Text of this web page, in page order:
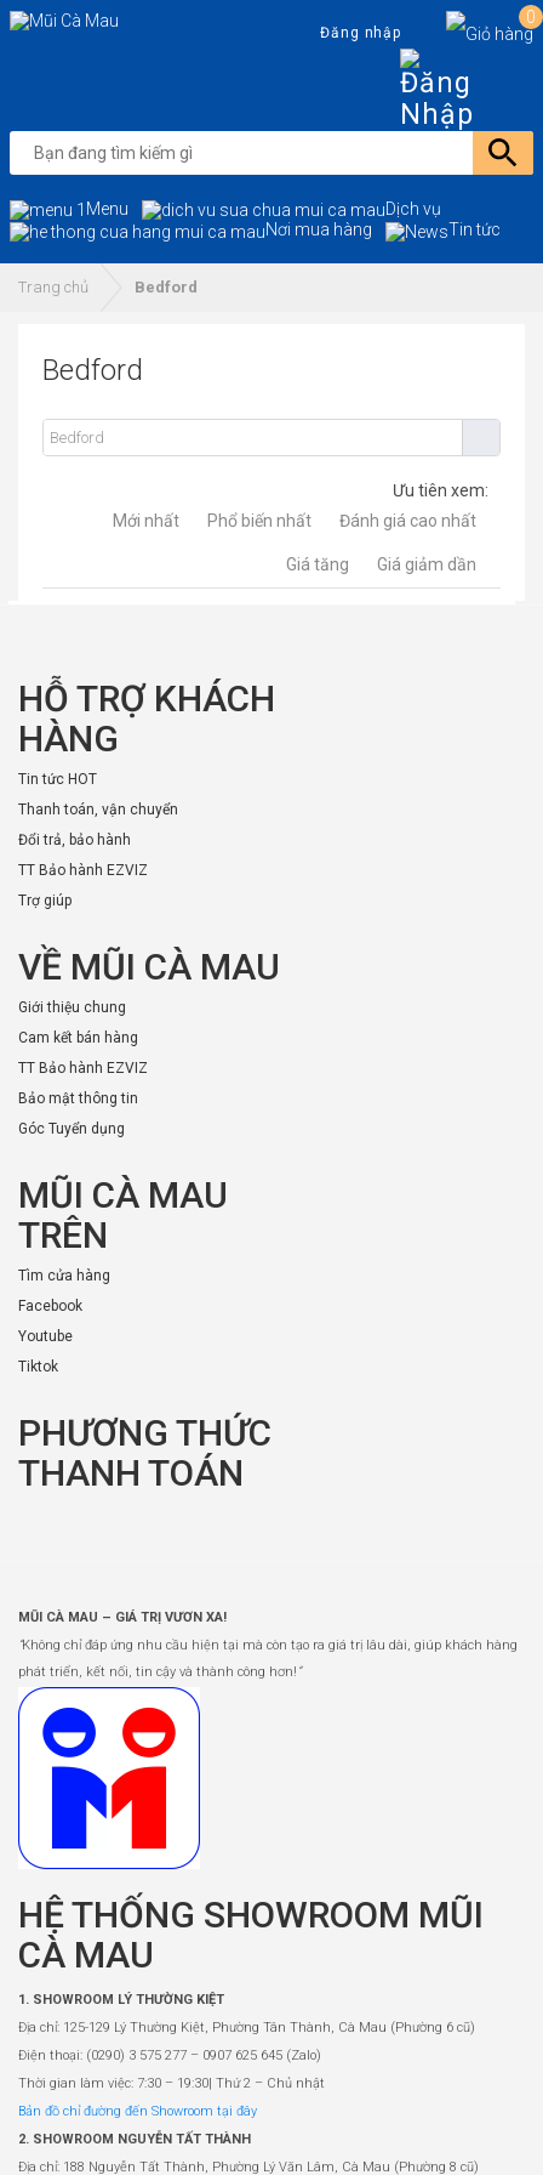
Đăng nhập
0
Menu
Dịch vụ
Nơi mua hàng
Tin tức
Trang chủ Bedford
Bedford
Ưu tiên xem:
Mới nhất
Phổ biến nhất Đánh giá cao nhất
Giá tăng Giá giảm dần
HỖ TRỢ KHÁCH
HÀNG
Tin tức HOT
Thanh toán, vận chuyển
Đổi trả, bảo hành
TT Bảo hành EZVIZ
Trợ giúp
VỀ MŨI CÀ MAU
Giới thiệu chung
Cam kết bán hàng
TT Bảo hành EZVIZ
Bảo mật thông tin
Góc Tuyển dụng
MŨI CÀ MAU
TRÊN
Tìm cửa hàng
Facebook
Youtube
Tiktok
PHƯƠNG THỨC
THANH TOÁN
MŨI CÀ MAU – GIÁ TRỊ VƯƠN XA!
“Không chỉ đáp ứng nhu cầu hiện tại mà còn tạo ra giá trị lâu dài, giúp khách hàng
phát triển, kết nối, tin cậy và thành công hơn! ”
HỆ THỐNG SHOWROOM MŨI
CÀ MAU
1. SHOWROOM LÝ THƯỜNG KIỆT
Địa chỉ: 125-129 Lý Thường Kiệt, Phường Tân Thành, Cà Mau (Phường 6 cũ)
Điện thoại: (0290) 3 575 277 – 0907 625 645 (Zalo)
Thời gian làm việc: 7:30 – 19:30| Thứ 2 – Chủ nhật
Bản đồ chỉ đường đến Showroom tại đây
2. SHOWROOM NGUYỄN TẤT THÀNH
Địa chỉ: 188 Nguyễn Tất Thành, Phường Lý Văn Lâm, Cà Mau (Phường 8 cũ)